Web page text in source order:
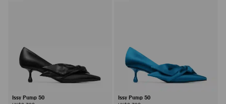
Issy Pump 50 Issy Pump 50